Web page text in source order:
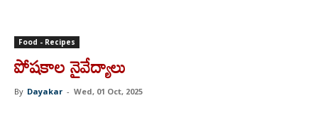
Food - Recipes
పోషకాల నైవేద్యాలు
By Dayakar - Wed, 01 Oct, 2025